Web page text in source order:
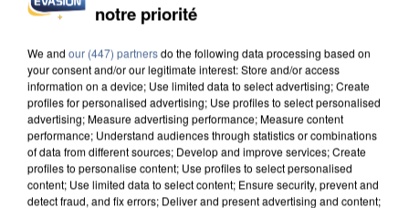
DE FAUNE SAUVAGE SONT...
notre priorité
We and our (447) partnersdo the following data processing based on
your consent and/or our legitimate interest: Store and/or access
information on a device; Use limited data to select advertising; Create
profiles for personalised advertising; Use profiles to select personalised
advertising; Measure advertising performance; Measure content
performance; Understand audiences through statistics or combinations
of data from different sources; Develop and improve services; Create
profiles to personalise content; Use profiles to select personalised
content; Use limited data to select content; Ensure security, prevent and
detect fraud, and fix errors; Deliver and present advertising and content;